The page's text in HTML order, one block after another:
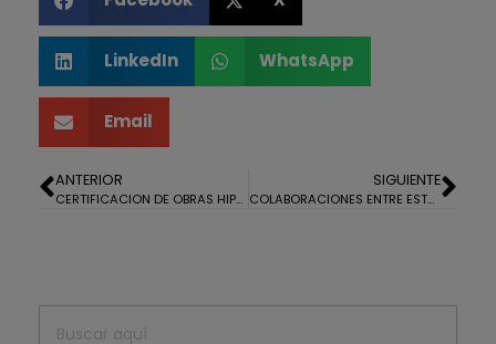
LinkedIn WhatsApp
Email
ANTERIOR
CERTIFICACION DE OBRAS HIPOTECARIA EN LA MONACILLA
SIGUIENTE
COLABORACIONES ENTRE ESTUDIOS DE ARQUITECTURA